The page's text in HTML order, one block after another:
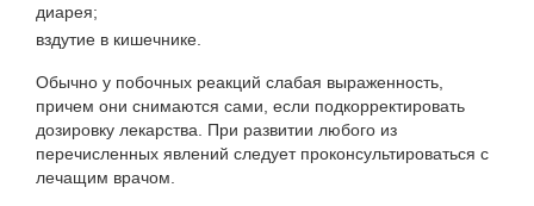
диарея;
вздутие в кишечнике.
Обычно у побочных реакций слабая выраженность,
причем они снимаются сами, если подкорректировать
дозировку лекарства. При развитии любого из
перечисленных явлений следует проконсультироваться с
лечащим врачом.